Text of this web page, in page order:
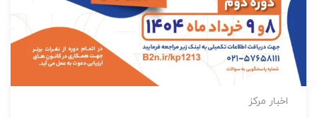
اخبار مركز